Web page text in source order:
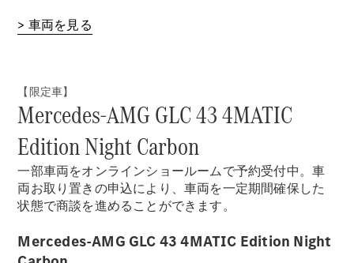
> 車両を見る
【限定車】
Mercedes-AMG GLC 43 4MATIC
Edition Night Carbon
一部車両をオンラインショールームで予約受付中。車
両お取り置きの申込により、車両を一定期間確保した
状態で商談を進めることができます。
Mercedes-AMG GLC 43 4MATIC Edition Night